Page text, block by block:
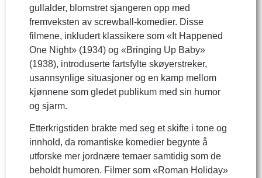
gullalder, blomstret sjangeren opp med
fremveksten av screwball-komedier. Disse
filmene, inkludert klassikere som «It Happened
One Night» (1934) og «Bringing Up Baby»
(1938), introduserte fartsfylte skøyerstreker,
usannsynlige situasjoner og en kamp mellom
kjønnene som gledet publikum med sin humor
og sjarm.
Etterkrigstiden brakte med seg et skifte i tone og
innhold, da romantiske komedier begynte å
utforske mer jordnære temaer samtidig som de
beholdt humoren. Filmer som «Roman Holiday»